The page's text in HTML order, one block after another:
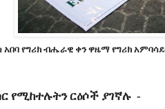
አበባ የግሪክ ብሔራዊ ቀን ዋዜማ የግሪክ
የሚከተሉትን ርዕሶች ያገኛሉ -